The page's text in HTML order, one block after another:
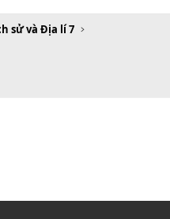
sử và Địa lí 7